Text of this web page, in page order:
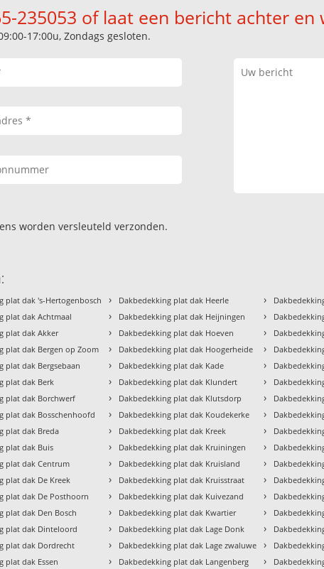
235053 of laat een bericht achter
17:00u, Zondags gesloten.
worden versleuteld verzonden.
plat dak 's-Hertogenbosch
plat dak Achtmaal
plat dak Akker
plat dak Bergen op Zoom
plat dak Bergsebaan
plat dak Berk
plat dak Borchwerf
plat dak Bosschenhoofd
plat dak Breda
plat dak Buis
plat dak Centrum
plat dak De Kreek
plat dak De Posthoorn
plat dak Den Bosch
plat dak Dinteloord
plat dak Dordrecht
plat dak Essen
› Dakbedekking plat dak Heerle
› Dakbedekking plat dak Heijningen
› Dakbedekking plat dak Hoeven
› Dakbedekking plat dak Hoogerheide
› Dakbedekking plat dak Kade
› Dakbedekking plat dak Klundert
› Dakbedekking plat dak Klutsdorp
› Dakbedekking plat dak Koudekerke
› Dakbedekking plat dak Kreek
› Dakbedekking plat dak Kruiningen
› Dakbedekking plat dak Kruisland
› Dakbedekking plat dak Kruisstraat
› Dakbedekking plat dak Kuivezand
› Dakbedekking plat dak Kwartier
› Dakbedekking plat dak Lage Donk
› Dakbedekking plat dak Lage zwaluwe
› Dakbedekking plat dak Langenberg
›
›
›
›
›
›
›
›
›
›
›
›
›
›
›
›
›